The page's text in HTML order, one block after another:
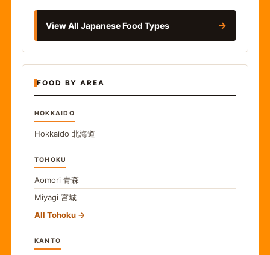
View All Japanese Food Types →
FOOD BY AREA
HOKKAIDO
Hokkaido 北海道
TOHOKU
Aomori 青森
Miyagi 宮城
All Tohoku
KANTO